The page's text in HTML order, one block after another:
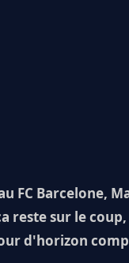
FC Barcelone,
reste sur le
d'horizon